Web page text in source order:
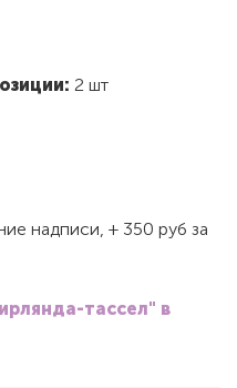
2 шт
надписи, + 350 руб за
тассел" в